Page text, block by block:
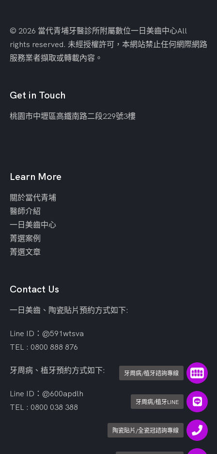
牙周病/植牙諮詢專線
牙周病/植牙LINE
陶瓷貼片/全瓷冠諮詢專線
© 2026 當代青埔牙醫診所附屬數位一日美齒中心All
rights reserved. 未經授權許可，本網站禁止任何網際網路
服務業者擷取或轉載內容。
Get in Touch
桃園市中壢區高鐵南路二段229號3樓
Learn More
關於當代青埔
醫師介紹
一日美齒中心
菁選案例
菁選文章
Contact Us
一日美齒、陶瓷貼片預約方式如下:
Line ID：@591wtsva
TEL : 0800 888 876
牙周病、植牙預約方式如下:
Line ID：@600apdlh
TEL : 0800 038 388